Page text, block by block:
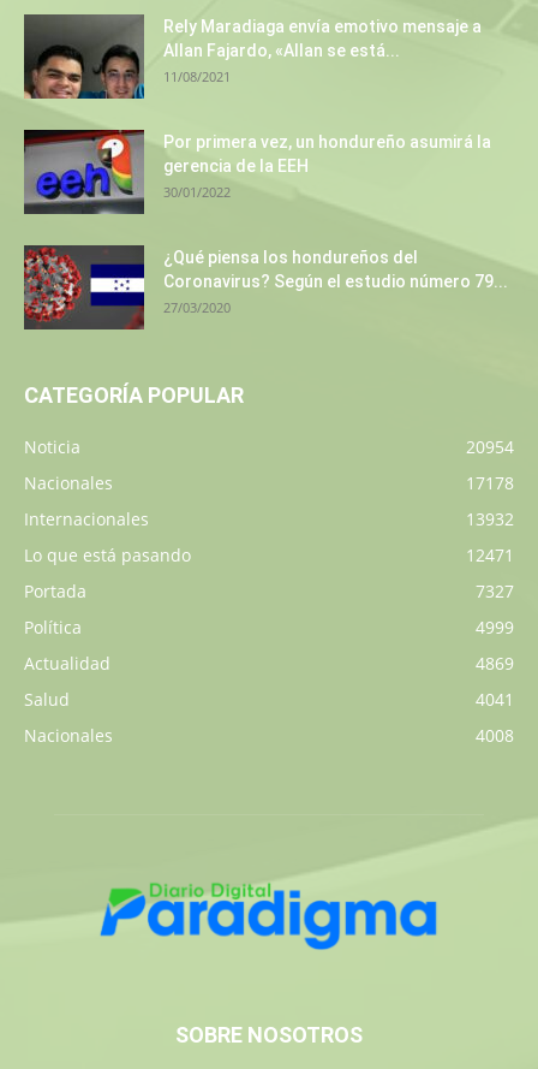
Rely Maradiaga envía emotivo mensaje a
Allan Fajardo, «Allan se está...
11/08/2021
Por primera vez, un hondureño asumirá la
gerencia de la EEH
30/01/2022
¿Qué piensa los hondureños del
Coronavirus? Según el estudio número 79...
27/03/2020
CATEGORÍA POPULAR
Noticia
20954
Nacionales
17178
Internacionales
13932
Lo que está pasando
12471
Portada
7327
Política
4999
Actualidad
4869
Salud
4041
Nacionales
4008
SOBRE NOSOTROS